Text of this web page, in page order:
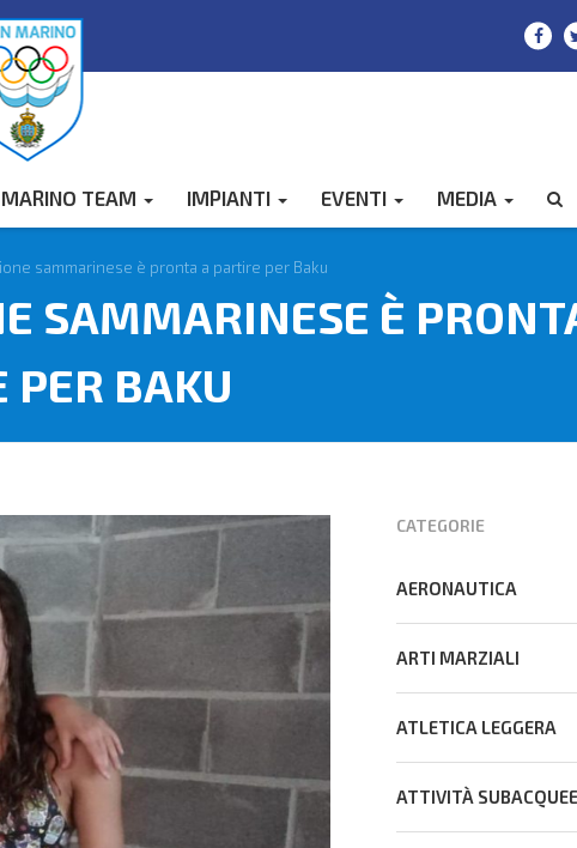
TEAM IMPIANTI EVENTI MEDIA
sammarinese è pronta a partire per Baku
SAMMARINESE È
PER BAKU
CATEGORIE
AERONAUTICA
ARTI MARZIALI
ATLETICA LEGGERA
ATTIVITÀ SUBACQUEE